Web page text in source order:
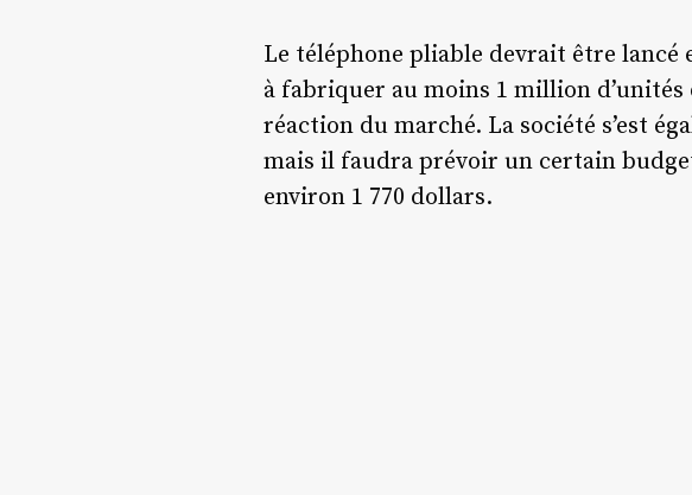
Le téléphone pliable devrait être lancé
à fabriquer au moins 1 million
réaction du marché. La société s’est
mais il faudra prévoir un certain
environ 1 770 dollars.